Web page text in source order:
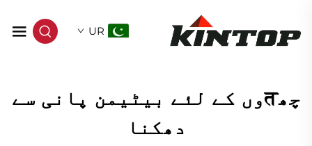
UR
چھतوں کے لئے بیٹیمن پانی سے
دھکنا